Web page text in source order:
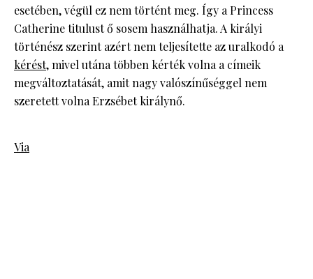
esetében, végül ez nem történt meg. Így a Princess
Catherine titulust ő sosem használhatja. A királyi
történész szerint azért nem teljesítette az uralkodó a
kérést, mivel utána többen kérték volna a címeik
megváltoztatását, amit nagy valószínűséggel nem
szeretett volna Erzsébet királynő.
Via